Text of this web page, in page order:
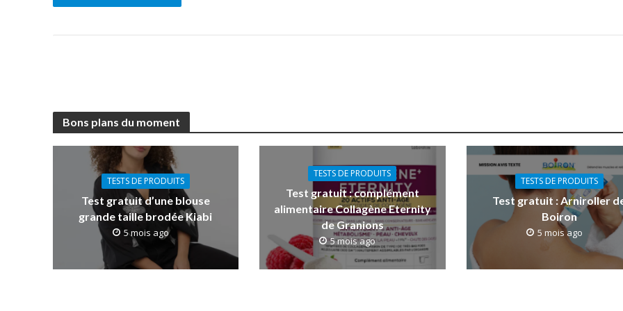
Bons plans du moment
TESTS DE PRODUITS
Test gratuit d’une blouse
grande taille brodée Kiabi
5 mois ago
TESTS DE PRODUITS
Test gratuit : complément
alimentaire Collagène Eternity
de Granions
5 mois ago
TESTS DE PRODUITS
Test gratuit : Arniroller
Boiron
5 mois ago